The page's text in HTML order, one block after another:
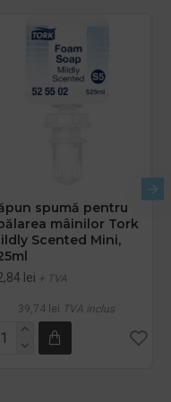
spumă pentru
mâinilor Tork
Scented Mini,
lei + TVA
39,74 lei TVA inclus